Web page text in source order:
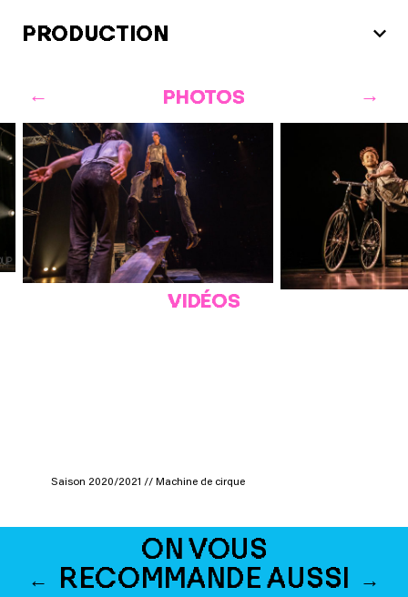
PRODUCTION
PHOTOS
VIDÉOS
Saison 2020/2021 // Machine de cirque
ON VOUS
RECOMMANDE AUSSI